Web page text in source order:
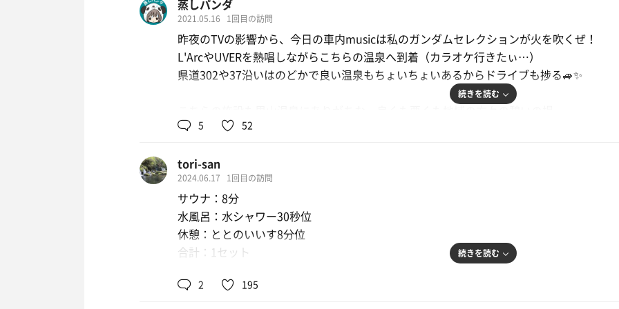
雪も嫌だけど、雨も嫌だよ…。
しかも冬季営業なのでゴルフ場はレストランや風呂は営業無し。
そんな思いで高速を飛ばし盛岡から１時間ほど南下して金ケ崎に着いた。
やはり山は寒い。外気温４℃だ。
途中、薄い陽射しも出たが、小雨はやむことはなかった。
すっかり濡れて芯まで身体が冷えたのだが、実はこのゴルフ場の真横に永岡温泉 夢の湯
料金は500円。
誰もいないかと思ったら、意外に地域の方で混んでいた。
そしてここにはなんとサ室があるのだ！
蒸しパンダ
2021.05.16 1回目の訪問
昨夜のTVの影響から、今日の車内musicは私のガンダムセレクションが火を吹くぜ！
L'ArcやUVERを熱唱しながらこちらの温泉へ到着（カラオケ行きたぃ…）
県道302や37沿いはのどかで良い温泉もちょいちょいあるからドライブも捗る🚙✨
と言うのも、以前来た時ﾊﾞｰﾁｬﾝが連れてきたであろう水着の女児が浴室でｷｬｯｷｬと大暴れ
のでした…
さて、今日の客層はどうだろう？（ﾄﾞｷﾄﾞｷ）と警戒しつつ脱衣所へ。
あ、人少な！
先客2人。
そのうちお1人がサ室にいたものの、1セット目途中で退室されてその後ずっと貸し切りに
サ室はホームより少し小さいぐらい。
続きを読む
5 52
tori-san
2024.06.17 1回目の訪問
サウナ：8分
水風呂：水シャワー30秒位
休憩：ととのいいす8分位
合計：1セット
一言：濃い目の源泉かけ流し温泉→サ室で大発汗！混んでてサ室満員！
続きを読む
2 195